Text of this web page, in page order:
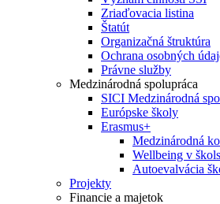
Zriaďovacia listina
Štatút
Organizačná štruktúra
Ochrana osobných
Právne služby
Medzinárodná spolupráca
SICI Medzinárodná
Európske školy
Erasmus+
Medzinárodná
Wellbeing v
Autoevalvácia
Projekty
Financie a majetok